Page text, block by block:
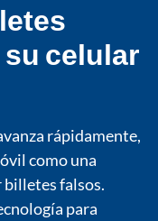
celular
rápidamente,
como una
falsos.
para